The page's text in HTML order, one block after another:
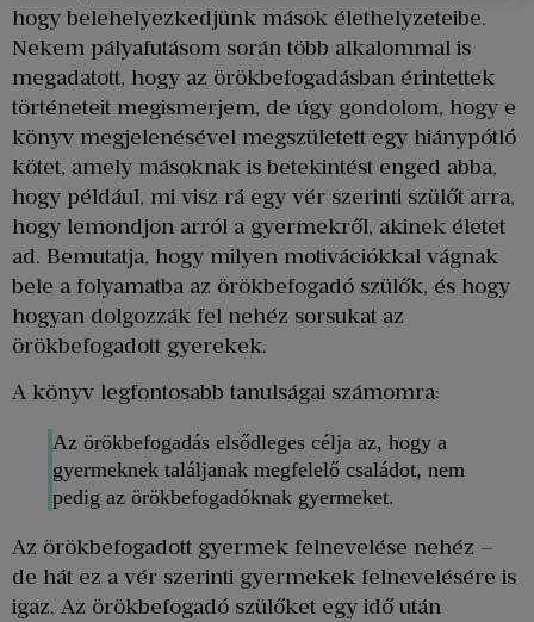
hogy belehelyezkedjünk mások élethelyzeteibe.
Nekem pályafutásom során több alkalommal is
megadatott, hogy az örökbefogadásban érintettek
történeteit megismerjem, de úgy gondolom, hogy e
könyv megjelenésével megszületett egy hiánypótló
kötet, amely másoknak is betekintést enged abba,
hogy például, mi visz rá egy vér szerinti szülőt arra,
hogy lemondjon arról a gyermekről, akinek életet
ad. Bemutatja, hogy milyen motivációkkal vágnak
bele a folyamatba az örökbefogadó szülők, és hogy
hogyan dolgozzák fel nehéz sorsukat az
örökbefogadott gyerekek.
A könyv legfontosabb tanulságai számomra:
Az örökbefogadás elsődleges célja az, hogy a
gyermeknek találjanak megfelelő családot, nem
pedig az örökbefogadóknak gyermeket.
Az örökbefogadott gyermek felnevelése nehéz –
de hát ez a vér szerinti gyermekek felnevelésére is
igaz. Az örökbefogadó szülőket egy idő után